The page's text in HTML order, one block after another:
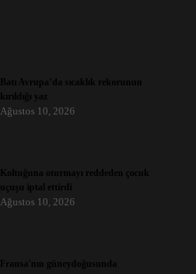
Batı Avrupa’da sıcaklık rekorunun
kırıldığı yaz
Ağustos 10, 2026
Koltuğuna oturmayı reddeden çocuk
uçuşu iptal ettirdi
Ağustos 10, 2026
Fransa'nın güneydoğusunda